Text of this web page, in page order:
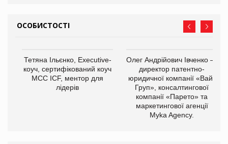
ОСОБИСТОСТІ
Тетяна Ільєнко, Executive-
коуч, сертифікований коуч
МСС ICF, ментор для
лідерів
Олег Андрійович Івченко —
директор патентно-
юридичної компанії «Вайз
Груп», консалтингової
компанії «Парето» та
маркетингової агенції
Myka Agency.